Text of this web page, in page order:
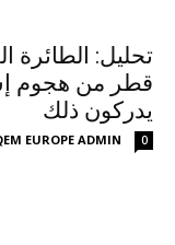
تحليل: الطائرة
قطر من هجوم
يدركون ذلك
EUROPE ADMIN 0